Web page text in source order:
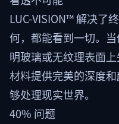
LUC-VISION™ 解决了
何，都能看到一切。
明玻璃或无纹理表面
材料提供完美的深度
够处理现实世界。
40% 问题